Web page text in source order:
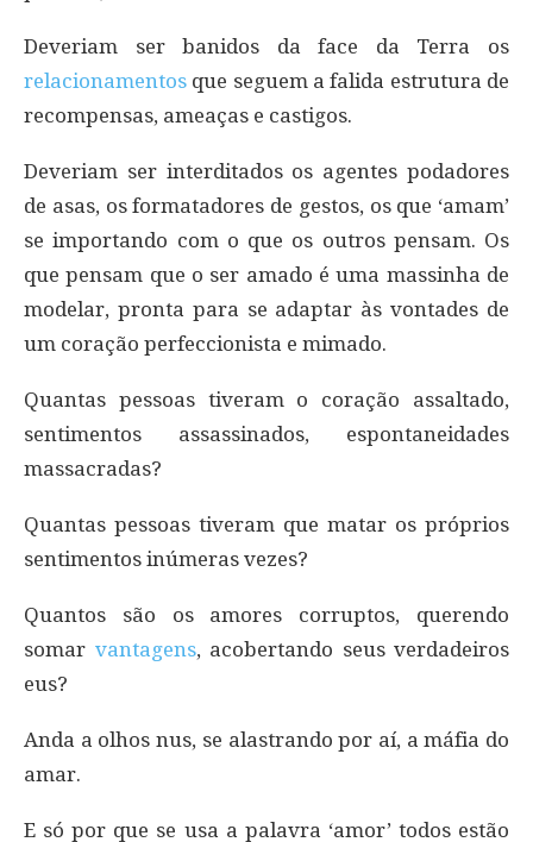
Deveriam ser banidos da face da Terra os
relacionamentos que seguem a falida estrutura de
recompensas, ameaças e castigos.
Deveriam ser interditados os agentes podadores
de asas, os formatadores de gestos, os que ‘amam’
se importando com o que os outros pensam. Os
que pensam que o ser amado é uma massinha de
modelar, pronta para se adaptar às vontades de
um coração perfeccionista e mimado.
Quantas pessoas tiveram o coração assaltado,
sentimentos assassinados, espontaneidades
massacradas?
Quantas pessoas tiveram que matar os próprios
sentimentos inúmeras vezes?
Quantos são os amores corruptos, querendo
somar vantagens, acobertando seus verdadeiros
eus?
Anda a olhos nus, se alastrando por aí, a máfia do
amar.
E só por que se usa a palavra ‘amor’ todos estão